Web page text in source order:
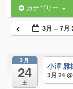
カテゴリー
3月 – 7月
3月
24
土
小澤 雅
3月 24